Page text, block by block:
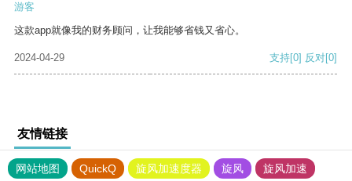
游客
这款app就像我的财务顾问，让我能够省钱又省心。
2024-04-29 支持[0] 反对[0]
友情链接
网站地图 QuickQ 旋风加速度器 旋风 旋风加速